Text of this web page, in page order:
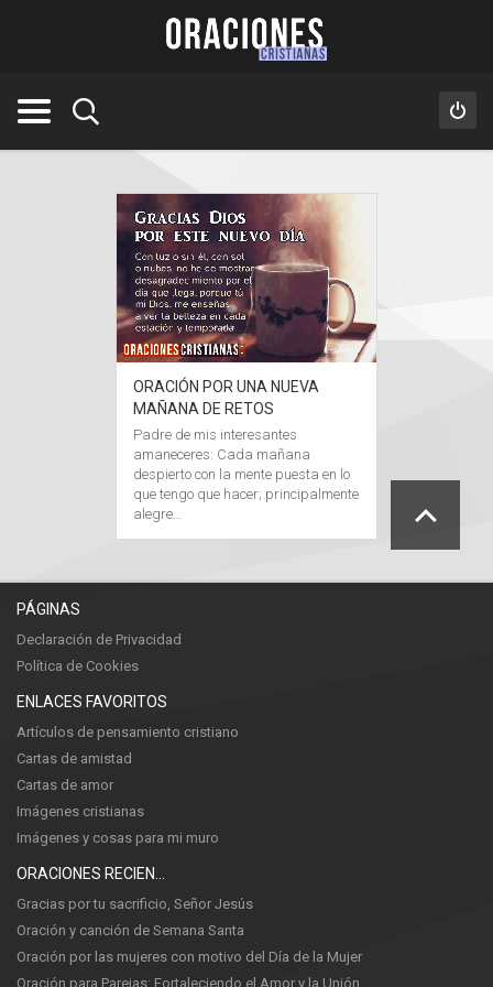
ORACIÓN POR UNA NUEVA
MAÑANA DE RETOS
Padre de mis interesantes
amaneceres: Cada mañana
despierto con la mente puesta en lo
que tengo que hacer; principalmente
alegre…
PÁGINAS
Declaración de Privacidad
Política de Cookies
ENLACES FAVORITOS
Artículos de pensamiento cristiano
Cartas de amistad
Cartas de amor
Imágenes cristianas
Imágenes y cosas para mi muro
Gracias por tu sacrificio, Señor Jesús
Oración y canción de Semana Santa
Oración por las mujeres con motivo del Día de la Mujer
Oración para Parejas: Fortaleciendo el Amor y la Unión